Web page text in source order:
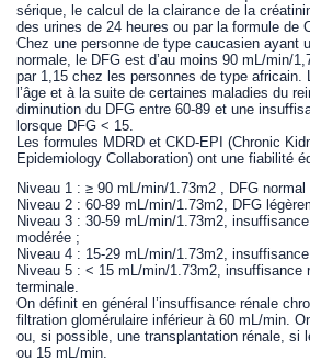
sérique, le calcul de la clairance de la
des urines de 24 heures ou par la formule de
Chez une personne de type caucasien ayant
normale, le DFG est d’au moins 90 mL/min/
par 1,15 chez les personnes de type africain.
l’âge et à la suite de certaines maladies du
diminution du DFG entre 60-89 et une
lorsque DFG < 15.
Les formules MDRD et CKD-EPI (Chronic
Epidemiology Collaboration) ont une fiabilité
Niveau 1 : ≥ 90 mL/min/1.73m2 , DFG normal
Niveau 2 : 60-89 mL/min/1.73m2, DFG
Niveau 3 : 30-59 mL/min/1.73m2,
modérée ;
Niveau 4 : 15-29 mL/min/1.73m2,
Niveau 5 : < 15 mL/min/1.73m2, insuffisance
terminale.
On définit en général l’insuffisance rénale
filtration glomérulaire inférieur à 60 mL/min.
ou, si possible, une transplantation rénale, si
ou 15 mL/min.